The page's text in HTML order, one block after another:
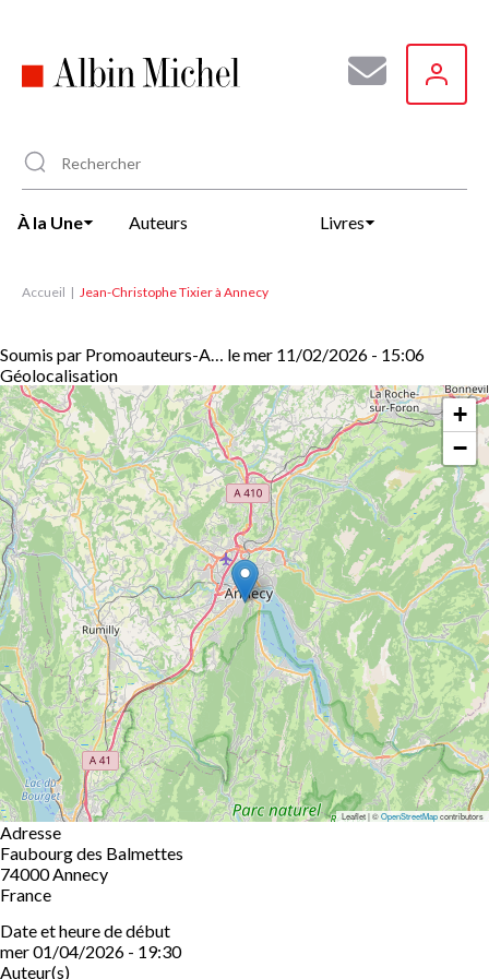
principal
À la Une Auteurs Livres
Accueil Jean-Christophe Tixier à Annecy
Soumis par Promoauteurs-A… lemer 11/02/2026 - 15:06
Géolocalisation
+
−
Leaflet | ©OpenStreetMapcontributors
Adresse
Faubourg des Balmettes
74000Annecy
France
Date et heure de début
mer 01/04/2026 - 19:30
Auteur(s)